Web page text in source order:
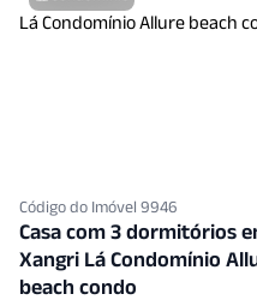
Código do Imóvel 9946
Casa com 3 dormitórios
Xangri Lá Condomínio
beach condo